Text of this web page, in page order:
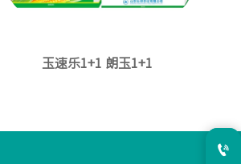
玉速乐1+1 朗玉1+1
